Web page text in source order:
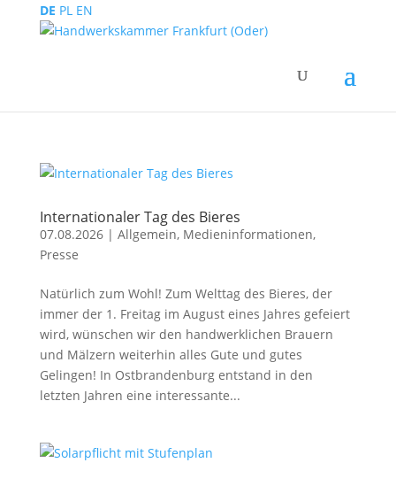
DE PL EN
Internationaler Tag des Bieres
07.08.2026| Allgemein, Medieninformationen,
Presse
Natürlich zum Wohl! Zum Welttag des Bieres, der
immer der 1. Freitag im August eines Jahres gefeiert
wird, wünschen wir den handwerklichen Brauern
und Mälzern weiterhin alles Gute und gutes
Gelingen! In Ostbrandenburg entstand in den
letzten Jahren eine interessante...